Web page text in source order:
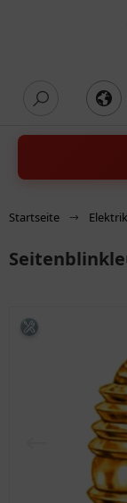
Startseite Elektrik